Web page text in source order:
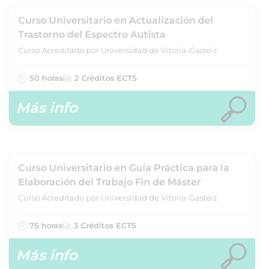
Curso Universitario en Actualización del
Trastorno del Espectro Autista
Curso Acreditado por Universidad de Vitoria-Gasteiz
50 horas 2 Créditos ECTS
Más info
Curso Universitario en Guía Práctica para la
Elaboración del Trabajo Fin de Máster
Curso Acreditado por Universidad de Vitoria-Gasteiz
75 horas 3 Créditos ECTS
Más info